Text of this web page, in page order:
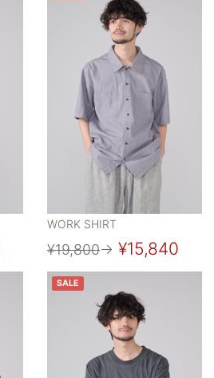
WORK SHIRT
¥19,800→ ¥15,840
SALE